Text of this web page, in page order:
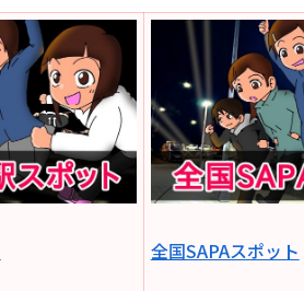
全国SAPAスポット